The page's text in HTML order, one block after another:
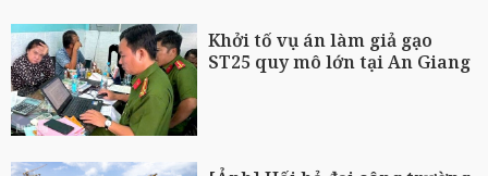
Khởi tố vụ án làm giả gạo
ST25 quy mô lớn tại An Giang